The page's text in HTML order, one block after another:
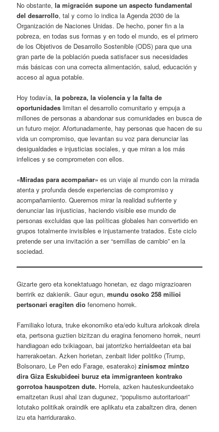
No obstante, la migración supone un aspecto fundamental
del desarrollo, tal y como lo indica la Agenda 2030 de la
Organización de Naciones Unidas. De hecho, poner fin a la
pobreza, en todas sus formas y en todo el mundo, es el primero
de los Objetivos de Desarrollo Sostenible (ODS) para que una
gran parte de la población pueda satisfacer sus necesidades
más básicas con una correcta alimentación, salud, educación y
acceso al agua potable.
Hoy todavía, la pobreza, la violencia y la falta de
oportunidades limitan el desarrollo comunitario y empuja a
millones de personas a abandonar sus comunidades en busca de
un futuro mejor. Afortunadamente, hay personas que hacen de su
vida un compromiso, que levantan su voz para denunciar las
desigualdades e injusticias sociales, y que miran a los más
infelices y se comprometen con ellos.
«Miradas para acompañar» es un viaje al mundo con la mirada
atenta y profunda desde experiencias de compromiso y
acompañamiento. Queremos mirar la realidad sufriente y
denunciar las injusticias, haciendo visible ese mundo de
personas excluidas que las políticas globales han convertido en
grupos totalmente invisibles e injustamente tratados. Este ciclo
pretende ser una invitación a ser “semillas de cambio” en la
sociedad.
Gizarte gero eta konektatuago honetan, ez dago migrazioaren
berririk ez dakienik. Gaur egun,mundu osoko 258 milioi
pertsonari eragiten dio fenomeno horrek.
Familiako lotura, truke ekonomiko eta/edo kultura arlokoak direla
eta, pertsona guztien bizitzan du eragina fenomeno horrek, neurri
handiagoan edo txikiagoan, bai jatorrizko herrialdeetan eta bai
harrerakoetan. Azken horietan, zenbait lider politiko (Trump,
Bolsonaro, Le Pen edo Farage, esaterako)zinismoz mintzo
dira Giza Eskubideei buruz eta immigranteen kontrako
gorrotoa hauspotzen dute. Horrela, azken hauteskundeetako
emaitzetan ikusi ahal izan dugunez, “populismo autoritarioari”
lotutako politikak oraindik ere aplikatu eta zabaltzen dira, denen
izu eta harridurarako.